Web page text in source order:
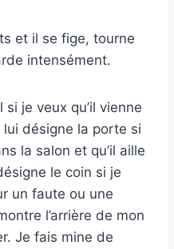
et il se fige, tourne
intensément.
je veux qu’il vienne
désigne la porte si
la salon et qu’il aille
le coin si je
un faute ou une
l’arrière de mon
Je fais mine de